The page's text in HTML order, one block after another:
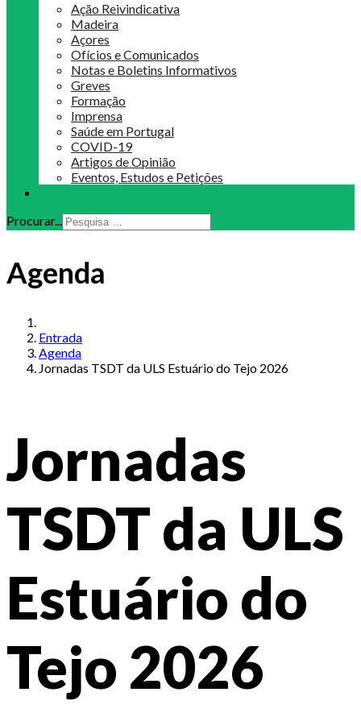
Ação Reivindicativa
Madeira
Açores
Ofícios e Comunicados
Notas e Boletins Informativos
Greves
Formação
Imprensa
Saúde em Portugal
COVID-19
Artigos de Opinião
Eventos, Estudos e Petições
Procurar...
Agenda
Entrada
Agenda
Jornadas TSDT da ULS Estuário do Tejo 2026
Jornadas
TSDT da ULS
Estuário do
Tejo 2026